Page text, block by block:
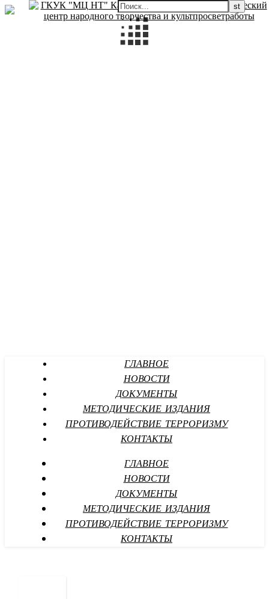
ГЛАВНОЕ
НОВОСТИ
ДОКУМЕНТЫ
МЕТОДИЧЕСКИЕ ИЗДАНИЯ
ПРОТИВОДЕЙСТВИЕ ТЕРРОРИЗМУ
КОНТАКТЫ
ГЛАВНОЕ
НОВОСТИ
ДОКУМЕНТЫ
МЕТОДИЧЕСКИЕ ИЗДАНИЯ
ПРОТИВОДЕЙСТВИЕ ТЕРРОРИЗМУ
КОНТАКТЫ